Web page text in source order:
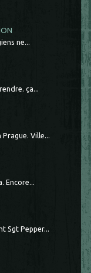
ne...
ça...
Ville...
Encore...
Sgt Pepper...